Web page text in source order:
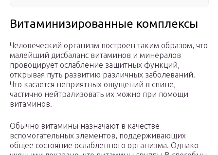
Витаминизированные комплексы
Человеческий организм построен таким образом, что
малейший дисбаланс витаминов и минералов
провоцирует ослабление защитных функций,
открывая путь развитию различных заболеваний.
Что касается неприятных ощущений в спине,
частично нейтрализовать их можно при помощи
витаминов.
Обычно витамины назначают в качестве
вспомогательных элементов, поддерживающих
общее состояние ослабленного организма. Однако